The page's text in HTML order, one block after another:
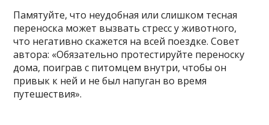
Памятуйте, что неудобная или слишком тесная
переноска может вызвать стресс у животного,
что негативно скажется на всей поездке. Совет
автора: «Обязательно протестируйте переноску
дома, поиграв с питомцем внутри, чтобы он
привык к ней и не был напуган во время
путешествия».